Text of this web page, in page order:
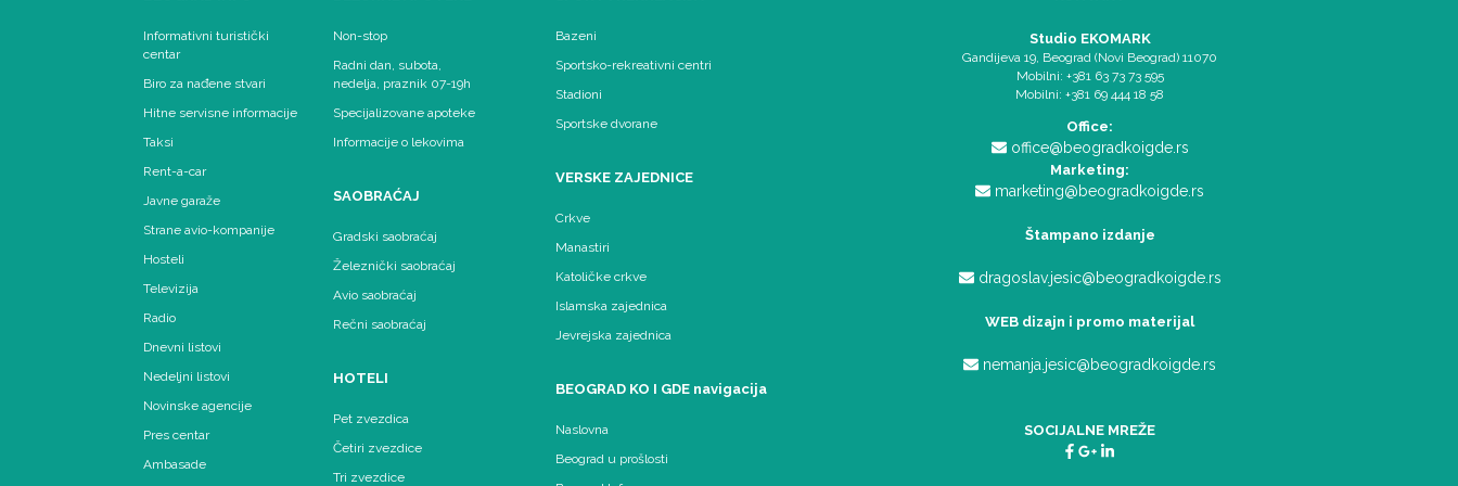
Informativni turistički
centar
Biro za nađene stvari
Hitne servisne informacije
Taksi
Rent-a-car
Javne garaže
Strane avio-kompanije
Hosteli
Televizija
Radio
Dnevni listovi
Nedeljni listovi
Novinske agencije
Pres centar
Ambasade
Non-stop
Radni dan, subota,
nedelja, praznik 07-19h
Specijalizovane apoteke
Informacije o lekovima
SAOBRAĆAJ
Gradski saobraćaj
Železnički saobraćaj
Avio saobraćaj
Rečni saobraćaj
HOTELI
Pet zvezdica
Četiri zvezdice
Tri zvezdice
Bazeni
Sportsko-rekreativni centri
Stadioni
Sportske dvorane
VERSKE ZAJEDNICE
Crkve
Manastiri
Katoličke crkve
Islamska zajednica
Jevrejska zajednica
BEOGRAD KO I GDE navigacija
Naslovna
Beograd u prošlosti
Studio EKOMARK
Gandijeva 19, Beograd (Novi Beograd) 11070
Mobilni: +381 63 73 73 595
Mobilni: +381 69 444 18 58
Office:
office@beogradkoigde.rs
Marketing:
marketing@beogradkoigde.rs
Štampano izdanje
dragoslav.jesic@beogradkoigde.rs
WEB dizajn i promo materijal
nemanja.jesic@beogradkoigde.rs
SOCIJALNE MREŽE